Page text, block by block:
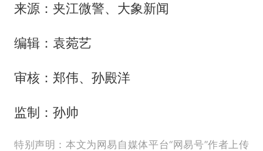
来源：夹江微警、大象新闻
编辑：袁菀艺
审核：郑伟、孙殿洋
监制：孙帅
特别声明：本文为网易自媒体平台“网易号”作者上传